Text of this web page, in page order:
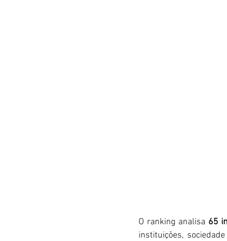
O ranking analisa 65
instituições,